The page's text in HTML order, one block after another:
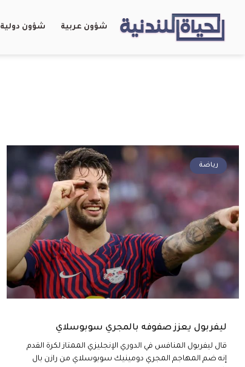
شؤون عربية شؤون دولية
رياضة
ليفربول يعزز صفوفه بالمجري سوبوسلاي
قال ليفربول المنافس في الدوري الإنجليزي الممتاز لكرة القدم
إنه ضم المهاجم المجري دومينيك سوبوسلاي من رازن بال